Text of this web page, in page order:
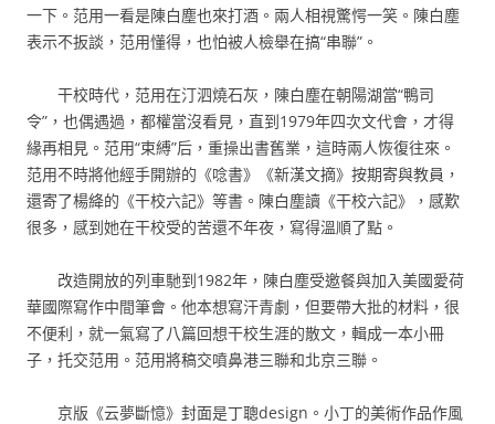
一下。范用一看是陳白塵也來打酒。兩人相視驚愕一笑。陳白塵
表示不扳談，范用懂得，也怕被人檢舉在搞“串聯”。
干校時代，范用在汀泗燒石灰，陳白塵在朝陽湖當“鴨司
令”，也偶遇過，都權當沒看見，直到1979年四次文代會，才得
緣再相見。范用“束縛”后，重操出書舊業，這時兩人恢復往來。
范用不時將他經手開辦的《唸書》《新漢文摘》按期寄與教員，
還寄了楊絳的《干校六記》等書。陳白塵讀《干校六記》，感歎
很多，感到她在干校受的苦還不年夜，寫得溫順了點。
改造開放的列車馳到1982年，陳白塵受邀餐與加入美國愛荷
華國際寫作中間筆會。他本想寫汗青劇，但要帶大批的材料，很
不便利，就一氣寫了八篇回想干校生涯的散文，輯成一本小冊
子，托交范用。范用將稿交噴鼻港三聯和北京三聯。
京版《云夢斷憶》封面是丁聰design。小丁的美術作品作風